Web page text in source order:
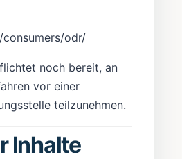
odr/
noch bereit, an
vor einer
teilzunehmen.
Inhalte